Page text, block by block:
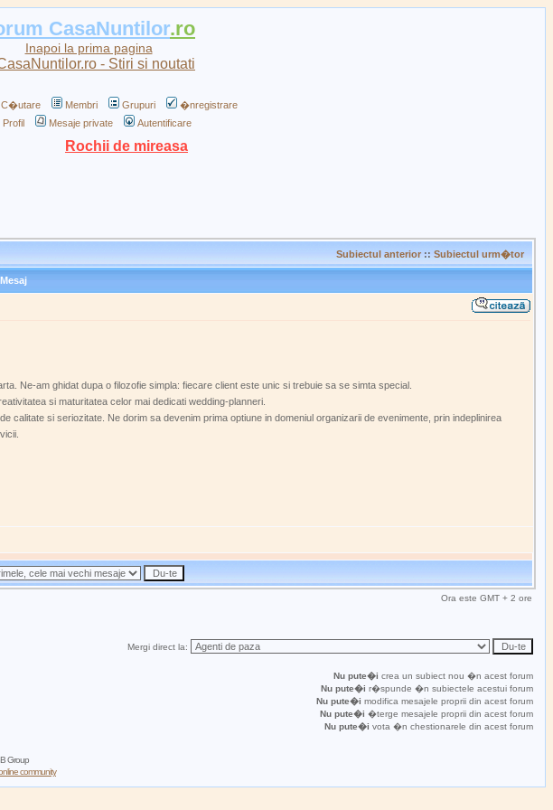
CasaNuntilor.ro
Inapoi la prima pagina
C�utare Membri Grupuri
�nregistrare
Profil
Mesaje private Autentificare
Rochii de mireasa
Subiectul anterior :: Subiectul urm�tor
Mesaj
Ne-am ghidat dupa o filozofie simpla: fiecare client este unic si trebuie sa se simta special.
si maturitatea celor mai dedicati wedding-planneri.
si seriozitate. Ne dorim sa devenim prima optiune in domeniul organizarii de evenimente, prin indeplinirea
Ora este GMT + 2 ore
Mergi direct la:
Nu pute�i crea un subiect nou �n acest forum
Nu pute�i r�spunde �n subiectele acestui forum
Nu pute�i modifica mesajele proprii din acest forum
Nu pute�i �terge mesajele proprii din acest forum
Nu pute�i vota �n chestionarele din acest forum
Group
community